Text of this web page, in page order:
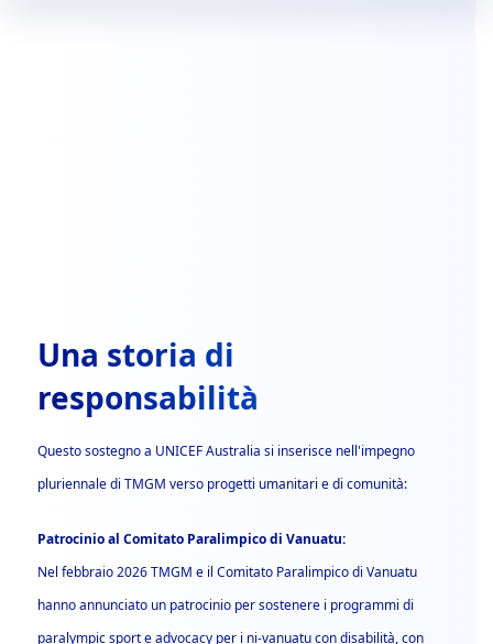
Una storia di
responsabilità
Questo sostegno a UNICEF Australia si inserisce nell'impegno
pluriennale di TMGM verso progetti umanitari e di comunità:
Patrocinio al Comitato Paralimpico di Vanuatu:
Nel febbraio 2026 TMGM e il Comitato Paralimpico di Vanuatu
hanno annunciato un patrocinio per sostenere i programmi di
paralympic sport e advocacy per i ni-vanuatu con disabilità, con